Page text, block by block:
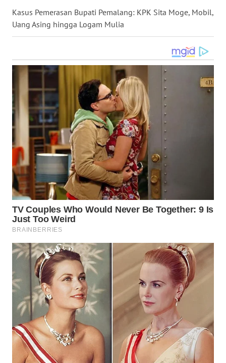
Kasus Pemerasan Bupati Pemalang: KPK Sita Moge, Mobil,
Uang Asing hingga Logam Mulia
WN
KALTARA
KALSEL
KALTIM
WN
WN
GORONTALO
WN
SULUT
WN
MALUKU
WN
MALUT
WN
DAIRI
WN
DANAU